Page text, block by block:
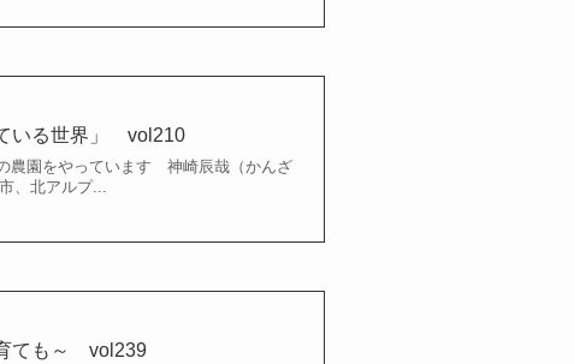
いる世界」 vol210
農園をやっています 神崎辰哉（かんざ
、北アルプ...
育ても～ vol239